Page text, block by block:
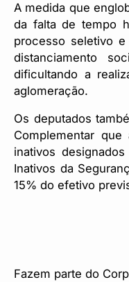
A medida que
da falta de tempo
processo seletivo
distanciamento
dificultando a
aglomeração.
Os deputados
Complementar
inativos
Inativos da
15% do efetivo
Fazem parte do